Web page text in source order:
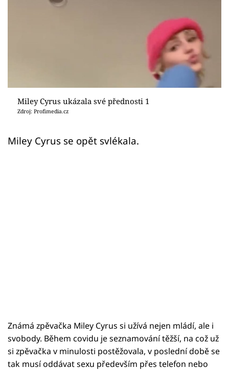
Přihlášení
Sledujte nás
Miley Cyrus ukázala své přednosti 1
Zdroj: Profimedia.cz
Miley Cyrus se opět svlékala.
Známá zpěvačka Miley Cyrus si užívá nejen mládí, ale i
svobody. Během covidu je seznamování těžší, na což už
si zpěvačka v minulosti postěžovala, v poslední době se
tak musí oddávat sexu především přes telefon nebo